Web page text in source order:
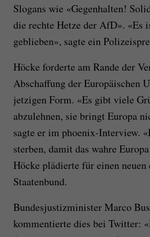
Slogans wie «Gegenhalten!
die rechte Hetze der AfD». «Es
geblieben», sagte ein
Höcke forderte am Rande der
Abschaffung der Europäischen
jetzigen Form. «Es gibt viele
abzulehnen, sie bringt Europa
sagte er im phoenix-Interview.
sterben, damit das wahre
Höcke plädierte für einen neuen
Staatenbund.
Bundesjustizminister Marco
kommentierte dies bei Twitter: